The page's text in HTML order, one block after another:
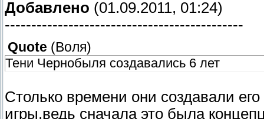
Добавлено (01.09.2011, 01:24)
---------------------------------------------
Quote (Воля)
Тени Чернобыля создавались 6 лет
Столько времени они создавали
игры,ведь сначала это была